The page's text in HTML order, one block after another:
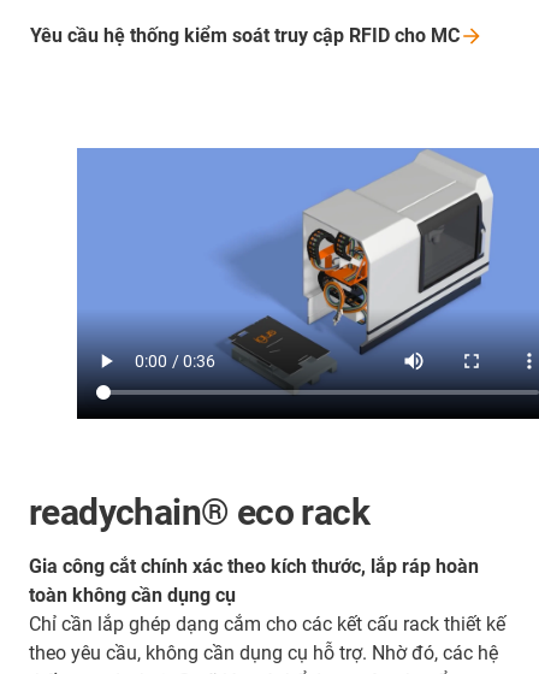
Yêu cầu hệ thống kiểm soát truy cập RFID cho MC
readychain® eco rack
Gia công cắt chính xác theo kích thước, lắp ráp hoàn
toàn không cần dụng cụ
Chỉ cần lắp ghép dạng cắm cho các kết cấu rack thiết kế
theo yêu cầu, không cần dụng cụ hỗ trợ. Nhờ đó, các hệ